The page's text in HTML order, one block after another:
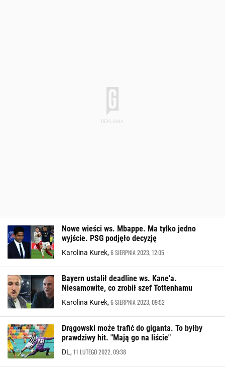
Nowe wieści ws. Mbappe. Ma tylko jedno
wyjście. PSG podjęło decyzję
Karolina Kurek,6 SIERPNIA 2023, 12:05
Bayern ustalił deadline ws. Kane'a.
Niesamowite, co zrobił szef Tottenhamu
Karolina Kurek,6 SIERPNIA 2023, 09:52
Drągowski może trafić do giganta. To byłby
prawdziwy hit. "Mają go na liście"
DL,11 LUTEGO 2022, 09:38